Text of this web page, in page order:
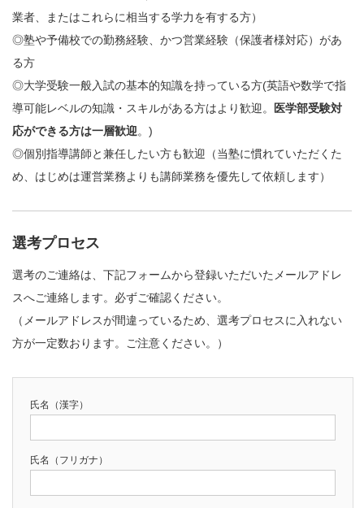
業者、またはこれらに相当する学力を有する方）
◎塾や予備校での勤務経験、かつ営業経験（保護者様対応）があ
る方
◎大学受験一般入試の基本的知識を持っている方(英語や数学で指
導可能レベルの知識・スキルがある方はより歓迎。
医学部受験対
応ができる方は一層歓迎。)
◎個別指導講師と兼任したい方も歓迎（当塾に慣れていただくた
め、はじめは運営業務よりも講師業務を優先して依頼します）
選考プロセス
選考のご連絡は、下記フォームから登録いただいたメールアドレ
スへご連絡します。必ずご確認ください。
（メールアドレスが間違っているため、選考プロセスに入れない
方が一定数おります。ご注意ください。）
氏名（漢字）
氏名（フリガナ）